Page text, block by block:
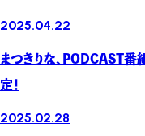
2025.04.22
まつきりな、PODCAST番
定！
2025.02.28